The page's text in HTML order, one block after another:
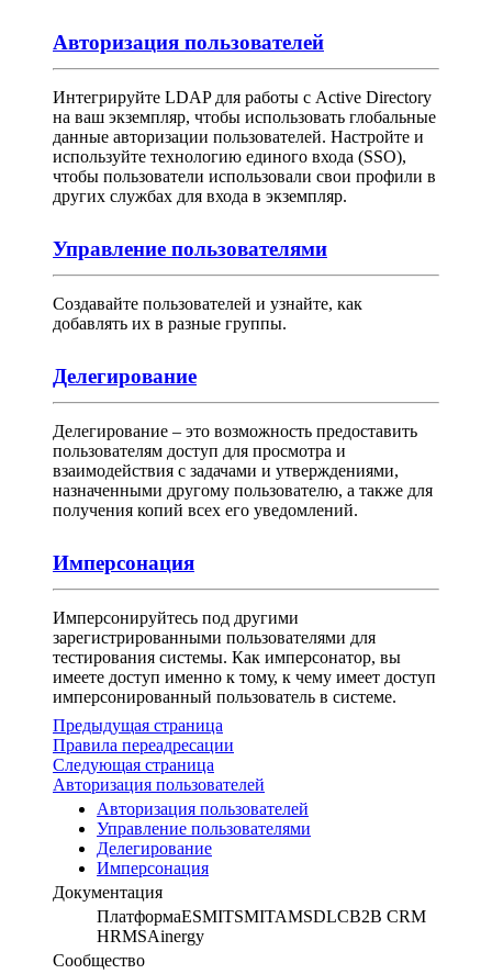
Авторизация пользователей
Интегрируйте LDAP для работы с Active Directory
на ваш экземпляр, чтобы использовать глобальные
данные авторизации пользователей. Настройте и
используйте технологию единого входа (SSO),
чтобы пользователи использовали свои профили в
других службах для входа в экземпляр.
Управление пользователями
Создавайте пользователей и узнайте, как
добавлять их в разные группы.
Делегирование
Делегирование – это возможность предоставить
пользователям доступ для просмотра и
взаимодействия с задачами и утверждениями,
назначенными другому пользователю, а также для
получения копий всех его уведомлений.
Имперсонация
Имперсонируйтесь под другими
зарегистрированными пользователями для
тестирования системы. Как имперсонатор, вы
имеете доступ именно к тому, к чему имеет доступ
имперсонированный пользователь в системе.
Предыдущая страница
Правила переадресации
Следующая страница
Авторизация пользователей
Авторизация пользователей
Управление пользователями
Делегирование
Имперсонация
Документация
ПлатформаESMITSMITAMSDLCB2B CRM
HRMSAinergy
Сообщество